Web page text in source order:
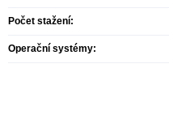
Počet stažení:
Operační systémy: